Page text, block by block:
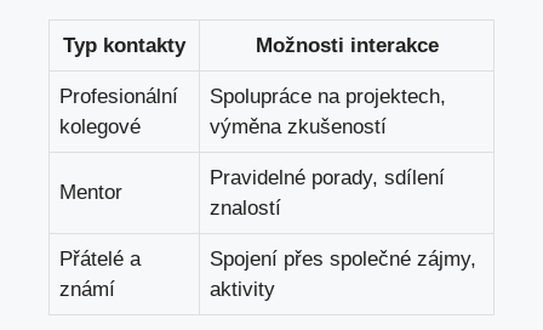
Typ kontakty Možnosti interakce
Profesionální
kolegové
Spolupráce na‌ projektech,
výměna zkušeností
Mentor
Pravidelné porady, sdílení
znalostí
Přátelé a
známí
Spojení přes společné zájmy,
aktivity